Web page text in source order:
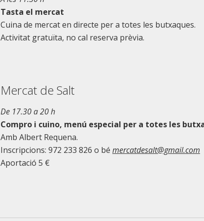
Tasta el mercat
Cuina de mercat en directe per a totes les butxaques.
Activitat gratuïta, no cal reserva prèvia.
Mercat de Salt
De 17.30 a 20 h
Compro i cuino, menú especial per a totes les
Amb Albert Requena.
Inscripcions: 972 233 826 o bé mercatdesalt@gmail.com
Aportació 5 €